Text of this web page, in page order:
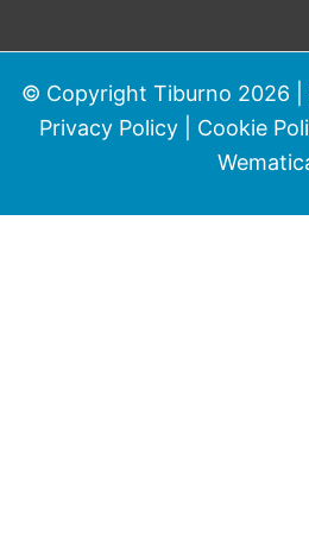
© Copyright Tiburno 2026 |
Privacy Policy| Cookie